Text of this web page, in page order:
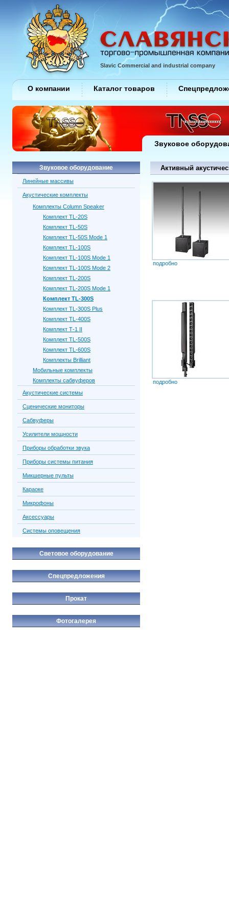
Активный
подробно
подробно
Звуковое оборудование
Линейные массивы
Акустические комплекты
Комплекты Column Speaker
Комплект TL-20S
Комплект TL-50S
Комплект TL-50S Mode 1
Комплект TL-100S
Комплект TL-100S Mode 1
Комплект TL-100S Mode 2
Комплект TL-200S
Комплект TL-200S Mode 1
Комплект TL-300S
Комплект TL-300S Plus
Комплект TL-400S
Комплект Т-1 II
Комплект TL-500S
Комплект TL-600S
Комплекты Brilliant
Мобильные комплекты
Комплекты сабвуферов
Акустические системы
Сценические мониторы
Сабвуферы
Усилители мощности
Приборы обработки звука
Приборы системы питания
Микшерные пульты
Караоке
Микрофоны
Аксессуары
Системы оповещения
Световое оборудование
Спецпредложения
Прокат
Фотогалерея
Slavic Commercial and industrial company
О компании Каталог товаров
Звуковое